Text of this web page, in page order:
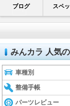
ブログ スペ
みんカラ 人気
車種別
整備手帳
パーツレビュー